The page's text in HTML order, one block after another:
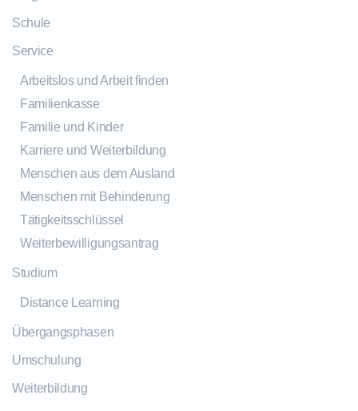
Schule
Service
Arbeitslos und Arbeit finden
Familienkasse
Familie und Kinder
Karriere und Weiterbildung
Menschen aus dem Ausland
Menschen mit Behinderung
Tätigkeitsschlüssel
Weiterbewilligungsantrag
Studium
Distance Learning
Übergangsphasen
Umschulung
Weiterbildung